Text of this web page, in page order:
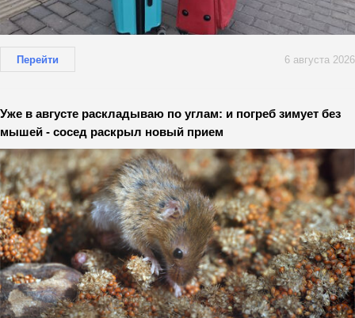
Перейти 6 августа 2026
Уже в августе раскладываю по углам: и погреб зимует без
мышей - сосед раскрыл новый прием